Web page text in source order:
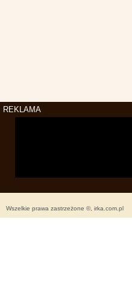
REKLAMA
Wszelkie prawa zastrzeżone ©, irka.com.pl